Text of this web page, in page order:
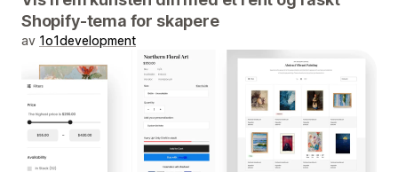
Shopify-tema for skapere
av 1o1development